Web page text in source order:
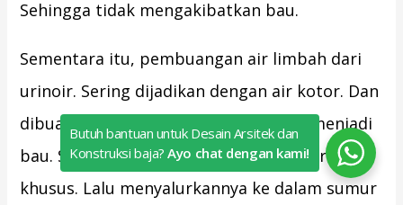
Sehingga tidak mengakibatkan bau.
Sementara itu, pembuangan air limbah dari
urinoir. Sering dijadikan dengan air kotor. Dan
dibuang ke saluran. Akhirnya saluran menjadi
bau. Seharusnya adalah membuat saluran
khusus. Lalu menyalurkannya ke dalam sumur
Butuh bantuan untuk Desain Arsitek dan
Konstruksi baja?Ayo chat dengan kami!